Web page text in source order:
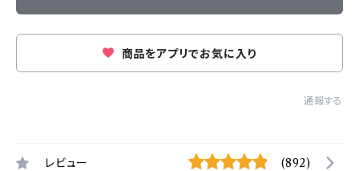
商品をアプリでお気に入り
通報する
レビュー (892)